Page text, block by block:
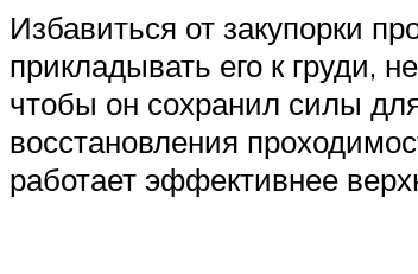
Избавиться от закупорки
прикладывать его к груди,
чтобы он сохранил силы
восстановления
работает эффективнее